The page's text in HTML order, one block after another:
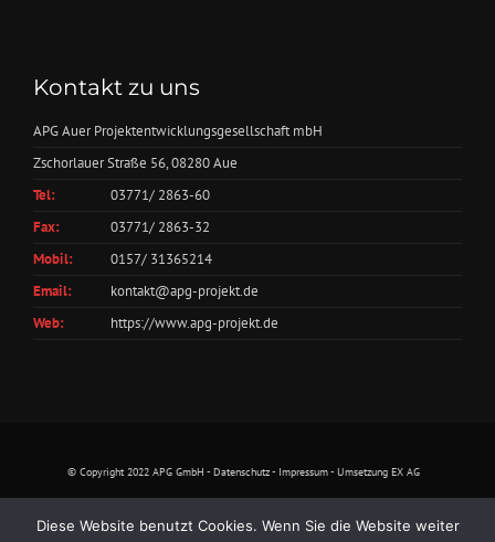
Kontakt zu uns
APG Auer Projektentwicklungsgesellschaft mbH
Zschorlauer Straße 56, 08280 Aue
Tel:
03771/ 2863-60
Fax:
03771/ 2863-32
Mobil:
0157/ 31365214
Email:
kontakt@apg-projekt.de
Web:
https://www.apg-projekt.de
©Copyright 2022 APG GmbH - Datenschutz- Impressum- Umsetzung EX AG
Diese Website benutzt Cookies. Wenn Sie die Website weiter